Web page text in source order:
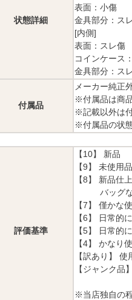
状態詳細
表面：小傷
金具部分：ス
[内側]
表面：スレ傷
コインケース
金具部分：ス
付属品
メーカー純正
※付属品は商
※記載以外は
※付属品の状
評価基準
【10】 新品
【9】 未使用
【8】 新品仕
バッグなど
【7】 僅かな
【6】 日常的
【5】 日常的
【4】 かなり
【訳あり】
【ジャンク
※当店独自の